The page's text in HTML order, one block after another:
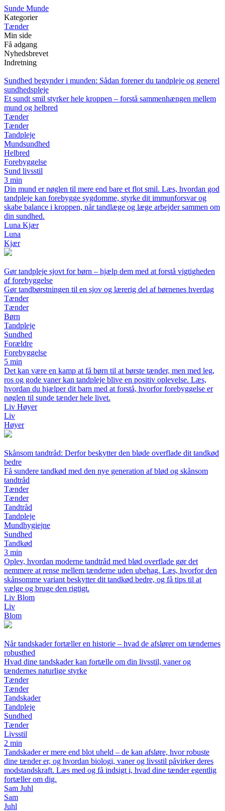
Sunde Munde
Kategorier
Tænder
Min side
Få adgang
Nyhedsbrevet
Indretning
Sundhed begynder i munden: Sådan forener du tandpleje og generel
sundhedspleje
Et sundt smil styrker hele kroppen – forstå sammenhængen mellem
mund og helbred
Tænder
Tænder
Tandpleje
Mundsundhed
Helbred
Forebyggelse
Sund livsstil
3 min
Din mund er nøglen til mere end bare et flot smil. Læs, hvordan god
tandpleje kan forebygge sygdomme, styrke dit immunforsvar og
skabe balance i kroppen, når tandlæge og læge arbejder sammen om
din sundhed.
Luna Kjær
Luna
Kjær
Gør tandpleje sjovt for børn – hjælp dem med at forstå vigtigheden
af forebyggelse
Gør tandbørstningen til en sjov og lærerig del af børnenes hverdag
Tænder
Tænder
Børn
Tandpleje
Sundhed
Forældre
Forebyggelse
5 min
Det kan være en kamp at få børn til at børste tænder, men med leg,
ros og gode vaner kan tandpleje blive en positiv oplevelse. Læs,
hvordan du hjælper dit barn med at forstå, hvorfor forebyggelse er
nøglen til sunde tænder hele livet.
Liv Høyer
Liv
Høyer
Skånsom tandtråd: Derfor beskytter den bløde overflade dit tandkød
bedre
Få sundere tandkød med den nye generation af blød og skånsom
tandtråd
Tænder
Tænder
Tandtråd
Tandpleje
Mundhygiejne
Sundhed
Tandkød
3 min
Oplev, hvordan moderne tandtråd med blød overflade gør det
nemmere at rense mellem tænderne uden ubehag. Læs, hvorfor den
skånsomme variant beskytter dit tandkød bedre, og få tips til at
vælge og bruge den rigtigt.
Liv Blom
Liv
Blom
Når tandskader fortæller en historie – hvad de afslører om tændernes
robusthed
Hvad dine tandskader kan fortælle om din livsstil, vaner og
tændernes naturlige styrke
Tænder
Tænder
Tandskader
Tandpleje
Sundhed
Tænder
Livsstil
2 min
Tandskader er mere end blot uheld – de kan afsløre, hvor robuste
dine tænder er, og hvordan biologi, vaner og livsstil påvirker deres
modstandskraft. Læs med og få indsigt i, hvad dine tænder egentlig
fortæller om dig.
Sam Juhl
Sam
Juhl